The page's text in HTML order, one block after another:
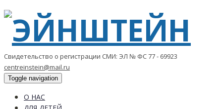
Свидетельство о регистрации СМИ: ЭЛ № ФС 77 - 69923
centreinstein@mail.ru
Toggle navigation
О НАС